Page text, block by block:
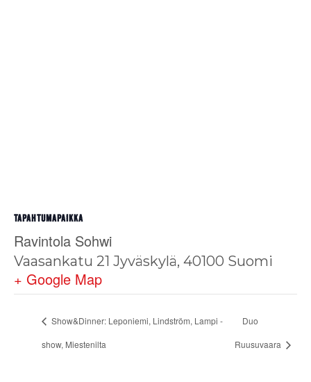
TAPAHTUMAPAIKKA
Ravintola Sohwi
Vaasankatu 21 Jyväskylä, 40100 Suomi
+ Google Map
Show&Dinner: Leponiemi, Lindström, Lampi -
show, Miestenilta
Duo
Ruusuvaara